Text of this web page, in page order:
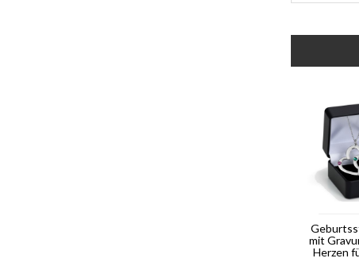
mit
Herzen